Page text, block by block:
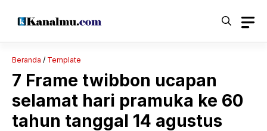
Beranda / Template
7 Frame twibbon ucapan
selamat hari pramuka ke 60
tahun tanggal 14 agustus